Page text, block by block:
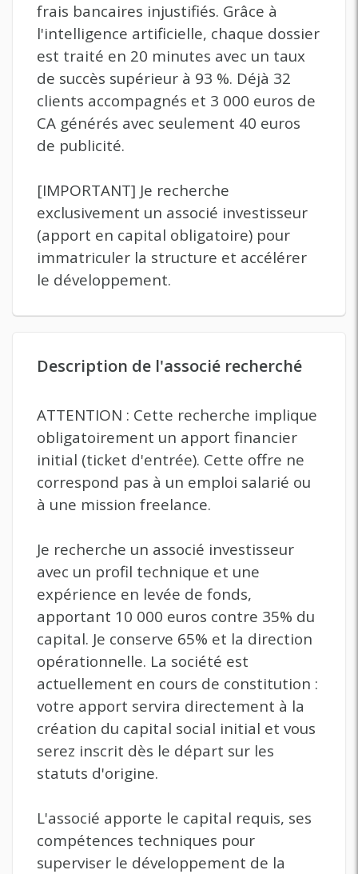
frais bancaires injustifiés. Grâce à
l'intelligence artificielle, chaque dossier
est traité en 20 minutes avec un taux
de succès supérieur à 93 %. Déjà 32
clients accompagnés et 3 000 euros de
CA générés avec seulement 40 euros
de publicité.
[IMPORTANT] Je recherche
exclusivement un associé investisseur
(apport en capital obligatoire) pour
immatriculer la structure et accélérer
le développement.
Description de l'associé recherché
ATTENTION : Cette recherche implique
obligatoirement un apport financier
initial (ticket d'entrée). Cette offre ne
correspond pas à un emploi salarié ou
à une mission freelance.
Je recherche un associé investisseur
avec un profil technique et une
expérience en levée de fonds,
apportant 10 000 euros contre 35% du
capital. Je conserve 65% et la direction
opérationnelle. La société est
actuellement en cours de constitution :
votre apport servira directement à la
création du capital social initial et vous
serez inscrit dès le départ sur les
statuts d'origine.
L'associé apporte le capital requis, ses
compétences techniques pour
superviser le développement de la